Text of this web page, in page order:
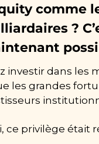
comme
?
investir dans les
les grandes
ce privilège était